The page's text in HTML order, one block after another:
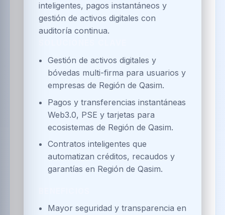
inteligentes, pagos instantáneos y
gestión de activos digitales con
auditoría continua.
Gestión de activos digitales y
bóvedas multi-firma para usuarios y
empresas de Región de Qasim.
Pagos y transferencias instantáneas
Web3.0, PSE y tarjetas para
ecosistemas de Región de Qasim.
Contratos inteligentes que
automatizan créditos, recaudos y
garantías en Región de Qasim.
Mayor seguridad y transparencia en